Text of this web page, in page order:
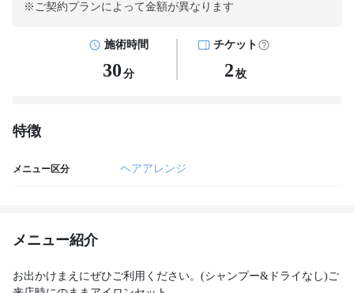
※ご契約プランによって金額が異なります
施術時間
30 分
チケット
2 枚
特徴
メニュー区分 ヘアアレンジ
メニュー紹介
お出かけまえにぜひご利用ください。(シャンプー&ドライなし)ご